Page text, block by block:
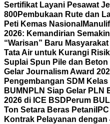
Sertifikat Layani Pesawat
800Pembukaan Rute dan
Peti Kemas Nasional
2026: Kemandirian
“Warisan” Baru
Tata Air untuk Kurangi
Suplai Spun Pile dan Beton
Gelar Journalism Award
Pengembangan SDM
BUMN PLN Siap Gelar PLN
2026 di ICE BSD Perum
Ton Setara Beras Petani
Kontrak Pelayanan dengan